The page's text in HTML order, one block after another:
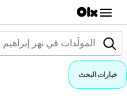
خيارات البحث